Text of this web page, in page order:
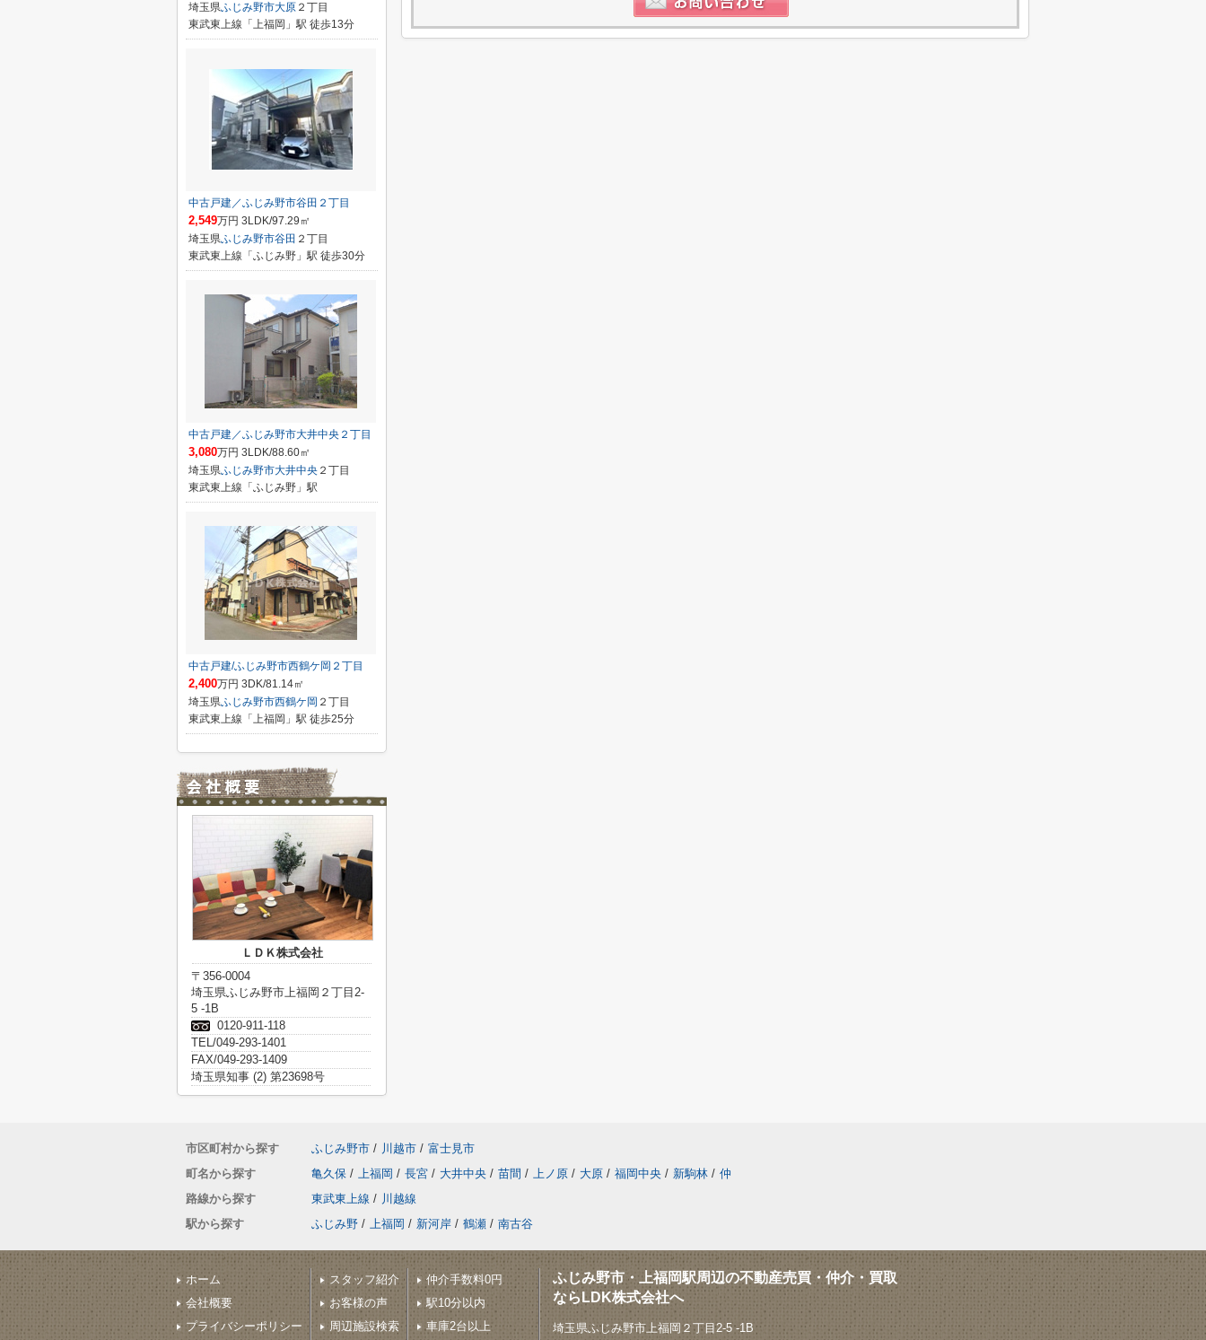
埼玉県ふじみ野市大原 ２丁目
東武東上線「上福岡」駅 徒歩13分
中古戸建／ふじみ野市谷田２丁目
2,549万円 3LDK/97.29㎡
埼玉県ふじみ野市谷田 ２丁目
東武東上線「ふじみ野」駅 徒歩30分
中古戸建／ふじみ野市大井中央２丁目
3,080万円 3LDK/88.60㎡
埼玉県ふじみ野市大井中央 ２丁目
東武東上線「ふじみ野」駅
中古戸建/ふじみ野市西鶴ケ岡２丁目
2,400万円 3DK/81.14㎡
埼玉県ふじみ野市西鶴ケ岡 ２丁目
東武東上線「上福岡」駅 徒歩25分
ＬＤＫ株式会社
〒356-0004
埼玉県ふじみ野市上福岡２丁目2-
5 -1B
0120-911-118
TEL/049-293-1401
FAX/049-293-1409
埼玉県知事 (2) 第23698号
市区町村から探す ふじみ野市 / 川越市 / 富士見市
町名から探す
亀久保 / 上福岡 / 長宮 / 大井中央 / 苗間 / 上ノ原 / 大原 / 福岡中央 / 新駒林 / 仲
路線から探す
東武東上線 / 川越線
駅から探す
ふじみ野 / 上福岡 / 新河岸 / 鶴瀬 / 南古谷
ホーム
会社概要
プライバシーポリシー
スタッフ紹介
お客様の声
周辺施設検索
仲介手数料0円
駅10分以内
車庫2台以上
ふじみ野市・上福岡駅周辺の不動産売買・仲介・買取
ならLDK株式会社へ
埼玉県ふじみ野市上福岡２丁目2-5 -1B